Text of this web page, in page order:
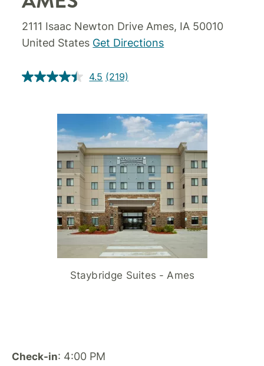
2111 Isaac Newton Drive Ames, IA 50010
United States Get Directions
4.5 (219)
Staybridge Suites - Ames
Check-in: 4:00 PM